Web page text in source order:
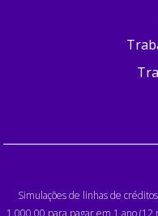
Simulações de linhas de
1.000,00 para pagar em 1 ano (12